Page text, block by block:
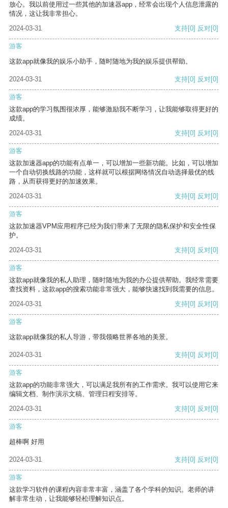
放心。我以前使用过一些其他的加速器app，经常会出现个人信息泄露的
情况，这让我非常担心。
2024-03-31
支持[0] 反对[0]
游客
这款app就像我的娱乐小助手，随时随地为我的娱乐提供帮助。
2024-03-31 支持[0] 反对[0]
游客
这款app的学习氛围很浓厚，能够激励我不断学习，让我能够取得更好的
成绩。
2024-03-31
支持[0] 反对[0]
游客
这款加速器app的功能有点单一，可以增加一些新功能。比如，可以增加
一个自动切换线路的功能，这样就可以根据网络情况自动选择最优的线
路，从而获得更好的加速效果。
2024-03-31
支持[0] 反对[0]
游客
这款加速器VPM应用程序已经为我们带来了无限的隐私保护和安全性保
护。
2024-03-31
支持[0] 反对[0]
游客
这款app就像我的私人助理，随时随地为我的办公提供帮助。我经常需要
查找资料，这款app的搜索功能非常强大，能够快速找到我需要的信息。
2024-03-31
支持[0] 反对[0]
游客
这款app就像我的私人导游，带我领略世界各地的美景。
2024-03-31 支持[0] 反对[0]
游客
这款app的功能非常强大，可以满足我所有的工作需求。我可以使用它来
编辑文档、制作演示文稿、管理日程安排等。
2024-03-31
支持[0] 反对[0]
游客
超棒啊 好用
2024-03-31 支持[0] 反对[0]
游客
这款学习软件的课程内容非常丰富，涵盖了各个学科的知识。老师的讲
解非常生动，让我能够轻松理解知识点。